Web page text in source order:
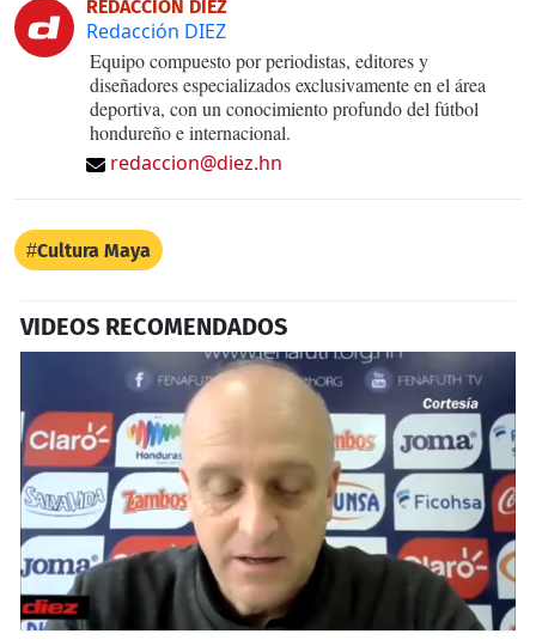
REDACCIÓN DIEZ
Redacción DIEZ
Equipo compuesto por periodistas, editores y
diseñadores especializados exclusivamente en el área
deportiva, con un conocimiento profundo del fútbol
hondureño e internacional.
redaccion@diez.hn
Cultura Maya
VIDEOS RECOMENDADOS